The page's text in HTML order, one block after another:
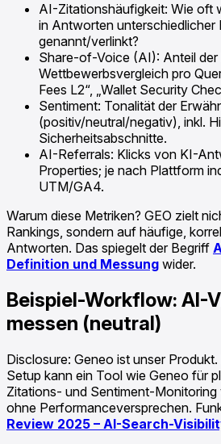
AI-Zitationshäufigkeit: Wie oft
in Antworten unterschiedlicher
genannt/verlinkt?
Share-of-Voice (AI): Anteil der
Wettbewerbsvergleich pro
Fees L2“, „Wallet Security
Sentiment: Tonalität der
(positiv/neutral/negativ), inkl.
Sicherheitsabschnitte.
AI-Referrals: Klicks von KI-
Properties; je nach Plattform
UTM/GA4.
Warum diese Metriken? GEO zielt
Rankings, sondern auf häufige,
Antworten. Das spiegelt der Begriff
Definition und Messung wider.
Beispiel-Workflow: AI-
messen (neutral)
Disclosure: Geneo ist unser
Setup kann ein Tool wie Geneo für
Zitations- und Sentiment-
ohne Performanceversprechen.
Review 2025 – AI-Search-